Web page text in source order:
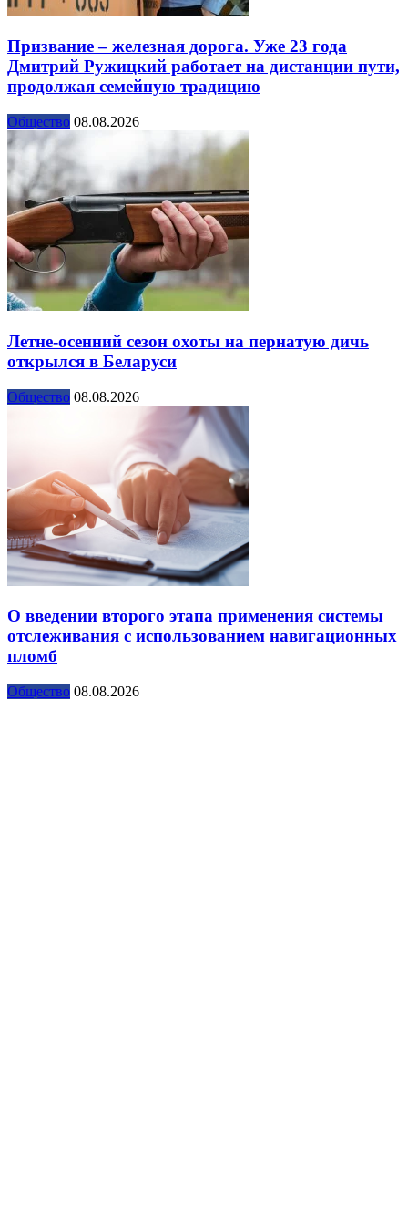
Призвание – железная дорога. Уже 23 года
Дмитрий Ружицкий работает на дистанции пути,
продолжая семейную традицию
Общество 08.08.2026
Летне-осенний сезон охоты на пернатую дичь
открылся в Беларуси
Общество 08.08.2026
О введении второго этапа применения системы
отслеживания с использованием навигационных
пломб
Общество 08.08.2026